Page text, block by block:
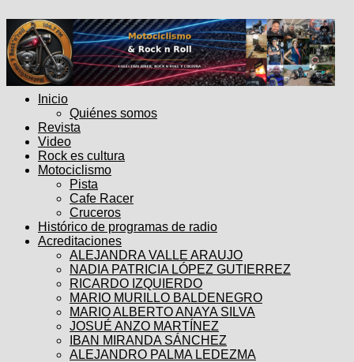
Inicio
Quiénes somos
Revista
Video
Rock es cultura
Motociclismo
Pista
Cafe Racer
Cruceros
Histórico de programas de radio
Acreditaciones
ALEJANDRA VALLE ARAUJO
NADIA PATRICIA LÓPEZ GUTIERREZ
RICARDO IZQUIERDO
MARIO MURILLO BALDENEGRO
MARIO ALBERTO ANAYA SILVA
JOSUÉ ANZO MARTÍNEZ
IBAN MIRANDA SÁNCHEZ
ALEJANDRO PALMA LEDEZMA